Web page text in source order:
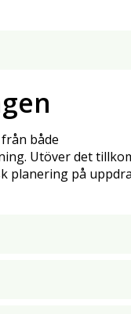
både
Utöver det
planering på